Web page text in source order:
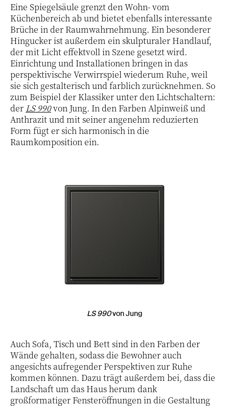
Eine Spiegelsäule grenzt den Wohn- vom
Küchenbereich ab und bietet ebenfalls interessante
Brüche in der Raumwahrnehmung. Ein besonderer
Hingucker ist außerdem ein skulpturaler Handlauf,
der mit Licht effektvoll in Szene gesetzt wird.
Einrichtung und Installationen bringen in das
perspektivische Verwirrspiel wiederum Ruhe, weil
sie sich gestalterisch und farblich zurücknehmen. So
zum Beispiel der Klassiker unter den Lichtschaltern:
der LS 990von Jung. In den Farben Alpinweiß und
Anthrazit und mit seiner angenehm reduzierten
Form fügt er sich harmonisch in die
Raumkomposition ein.
LS 990von Jung
Auch Sofa, Tisch und Bett sind in den Farben der
Wände gehalten, sodass die Bewohner auch
angesichts aufregender Perspektiven zur Ruhe
kommen können. Dazu trägt außerdem bei, dass die
Landschaft um das Haus herum dank
großformatiger Fensteröffnungen in die Gestaltung